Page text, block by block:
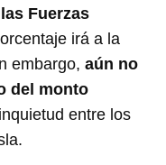
Fuerzas
irá a la
embargo,aún no
del monto
entre los